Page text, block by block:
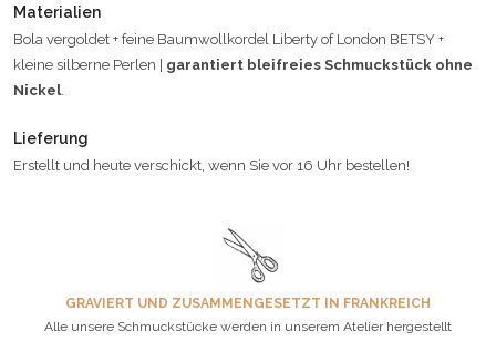
Materialien
Bola vergoldet + feine Baumwollkordel Liberty of London BETSY +
kleine silberne Perlen | garantiert bleifreies Schmuckstück ohne
Nickel.
Lieferung
Erstellt und heute verschickt, wenn Sie vor 16 Uhr bestellen!
GRAVIERT UND ZUSAMMENGESETZT IN FRANKREICH
Alle unsere Schmuckstücke werden in unserem Atelier hergestellt